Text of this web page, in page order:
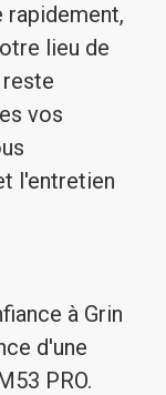
lieu de
vos
l'entretien
à Grin
d'une
PRO.